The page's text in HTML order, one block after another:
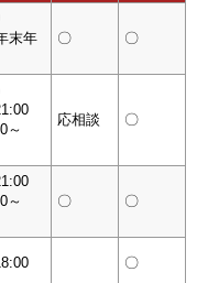
末年
〇 〇
～
応相談 〇
～
〇 〇
〇